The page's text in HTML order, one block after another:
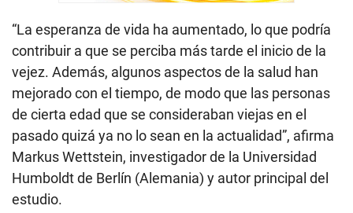
“La esperanza de vida ha aumentado, lo que podría
contribuir a que se perciba más tarde el inicio de la
vejez. Además, algunos aspectos de la salud han
mejorado con el tiempo, de modo que las personas
de cierta edad que se consideraban viejas en el
pasado quizá ya no lo sean en la actualidad”, afirma
Markus Wettstein, investigador de la Universidad
Humboldt de Berlín (Alemania) y autor principal del
estudio.